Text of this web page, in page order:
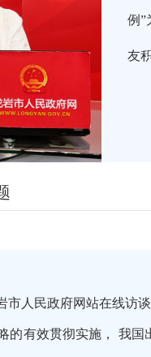
例”
友
市人民政府网站在线访
的有效贯彻实施， 我